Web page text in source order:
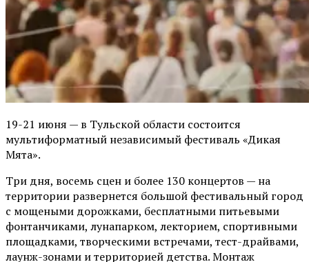
19-21 июня — в Тульской области состоится
мультиформатный независимый фестиваль «Дикая
Мята».
Три дня, восемь сцен и более 130 концертов — на
территории развернется большой фестивальный город
с мощеными дорожками, бесплатными питьевыми
фонтанчиками, лунапарком, лекторием, спортивными
площадками, творческими встречами, тест-драйвами,
лаунж-зонами и территорией детства. Монтаж